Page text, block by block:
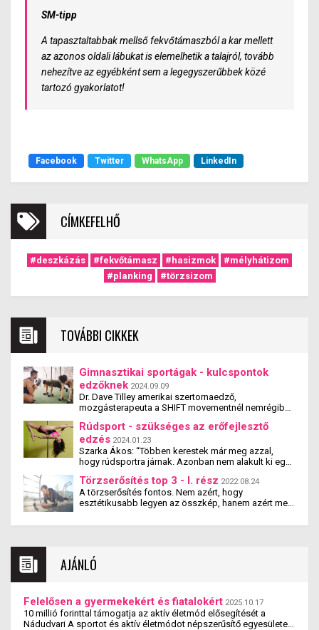
SM-tipp
A tapasztaltabbak mellső fekvőtámaszból a kar mellett
az azonos oldali lábukat is elemelhetik a talajról, tovább
nehezítve az egyébként sem a legegyszerűbbek közé
tartozó gyakorlatot!
Facebook Twitter WhatsApp LinkedIn
CÍMKEFELHŐ
#deszkázás #fekvőtámasz #hasizmok
#mélyhátizom
#planking
#törzsizom
TOVÁBBI CIKKEK
Gimnasztikai sportágak - kulcspontok
edzőknek 2024.09.09
Dr. Dave Tilley amerikai szertornaedző,
mozgásterapeuta a SHIFT movementnél nemrégiben
szertornában melyek az edzéstervezés
sarokpontjai, egész onnantól, hogy megfelelő
állagúak legyenek az izmaink, egészen odáig, hogy
hogyan tanuljunk meg komplexebb mozdulatokat.
szélesebb körökben ismernek régóta, viszont van jó
néhány kevésbé ismert gyakorlat, módszer vagy elv,
amelyet szeretnék a következőkben ismertetni, mivel
kulcspontok jól jöhetnek az edzőknek a
Rúdsport - szükséges az erőfejlesztő
edzés 2024.01.23
Szarka Ákos: “Többen kerestek már meg azzal,
hogy rúdsportra járnak. Azonban nem alakult ki egy
különösen az erőelemeihez kell. Részben megértem,
hogy megkeresnek, mivel a mi sportágunk mindent
tartalmaz erőben, ami a rúdsporthoz kellhet.
rúdsport órákon. Ezt nem tisztem megítélni, és nem
Törzserősítés top 3 - I. rész 2022.08.24
A törzserősítés fontos. Nem azért, hogy
esztétikusabb legyen az összkép, hanem azért mert
miért is?
AJÁNLÓ
Felelősen a gyermekekért és fiatalokért 2025.10.17
10 millió forinttal támogatja az aktív életmód elősegítését a
Nádudvari A sportot és aktív életmódot népszerűsítő egyesületek,